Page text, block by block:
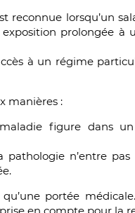
reconnue lorsqu’un
prolongée
à un régime
manières :
figure dans
pathologie n’entre
qu’une portée